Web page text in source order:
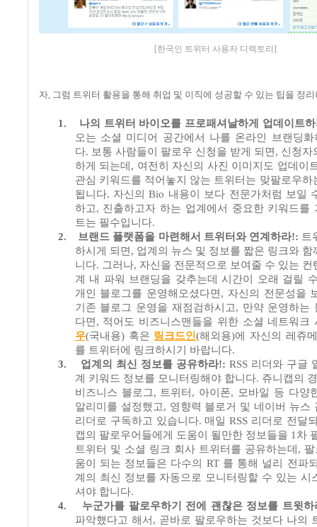
[한국인 트위터 사용자 디렉토리]
자 그럼 트위터 활용을 통해 취업 및 이직에 성공할 수 있는 팁을 정
1.
나의 트위터 바이오를 프로패셔날하게 업데이트
오는 소셜 미디어 공간에서 나를 온라인 브랜딩화
다. 보통 사람들이 팔로우 신청을 받게 되면, 신청자
하게 되는데, 여전히 자신의 사진 이미지도 업데이
관심 키워드를 적어놓지 않는 트위터는 맞팔로우하
됩니다. 자신의 Bio 내용이 보다 전문가처럼 보일
하고, 진출하고자 하는 업계에서 중요한 키워드를
트는 필수입니다.
2.
브랜드 플랫폼을 마련해서 트위터와 연계하라!: 트
하시게 되면, 업계의 뉴스 및 정보를 짧은 링크와 함
니다. 그러나, 자신을 전문적으로 보여줄 수 있는 컨
계 내 파워 브랜딩을 갖추는데 시간이 오래 걸릴
개인 블로그를 운영해오셨다면, 자신의 전문성을
기존 블로그 운영을 재점검하시고, 만약 운영하는
다면, 적어도 비즈니스맨들을 위한 소셜 네트워크
우(국내용) 혹은 링크드인(해외용)에 자신의 레쥬
를 트위터에 링크하시기 바랍니다.
3.
업계의 최신 정보를 공유하라!: RSS 리더와 구글
계 키워드 정보를 모니터링해야 합니다. 쥬니캡의
비즈니스 블로그, 트위터, 아이폰, 모바일 등 다양
알리미를 설정했고, 영향력 블로거 및 네이버 뉴스
리더로 구독하고 있습니다. 매일 RSS 리더로 전달
캡의 팔로우어들에게 도움이 될만한 정보들을 1 차
트위터 및 소셜 링크 회사 트위터를 공유하는데,
움이 되는 정보들은 다수의 RT 를 통해 널리 전파
계의 최신 정보를 자동으로 모니터링할 수 있는 시
셔야 합니다.
4.
누군가를 팔로우하기 전에 괜찮은 정보를 트윗하
파악했다고 해서, 곧바로 팔로우하는 것보다 나의